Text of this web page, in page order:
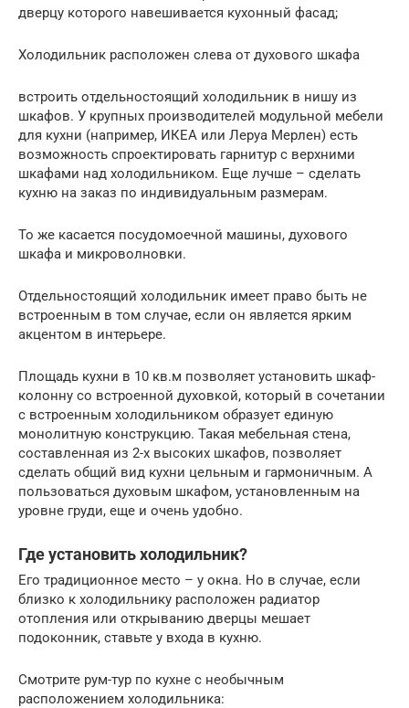
дверцу которого навешивается кухонный фасад;
Холодильник расположен слева от духового шкафа
встроить отдельностоящий холодильник в нишу из
шкафов. У крупных производителей модульной мебели
для кухни (например, ИКЕА или Леруа Мерлен) есть
возможность спроектировать гарнитур с верхними
шкафами над холодильником. Еще лучше – сделать
кухню на заказ по индивидуальным размерам.
То же касается посудомоечной машины, духового
шкафа и микроволновки.
Отдельностоящий холодильник имеет право быть не
встроенным в том случае, если он является ярким
акцентом в интерьере.
Площадь кухни в 10 кв.м позволяет установить шкаф-
колонну со встроенной духовкой, который в сочетании
с встроенным холодильником образует единую
монолитную конструкцию. Такая мебельная стена,
составленная из 2-х высоких шкафов, позволяет
сделать общий вид кухни цельным и гармоничным. А
пользоваться духовым шкафом, установленным на
уровне груди, еще и очень удобно.
Где установить холодильник?
Его традиционное место – у окна. Но в случае, если
близко к холодильнику расположен радиатор
отопления или открыванию дверцы мешает
подоконник, ставьте у входа в кухню.
Смотрите рум-тур по кухне с необычным
расположением холодильника: